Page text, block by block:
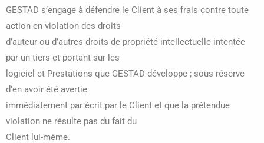
GESTAD s’engage à défendre le Client à ses frais contre toute
action en violation des droits
d’auteur ou d’autres droits de propriété intellectuelle intentée
par un tiers et portant sur les
logiciel et Prestations que GESTAD développe ; sous réserve
d’en avoir été avertie
immédiatement par écrit par le Client et que la prétendue
violation ne résulte pas du fait du
Client lui-même.